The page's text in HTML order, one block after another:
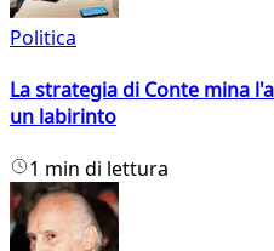
Politica
La strategia di Conte mina
un labirinto
1 min di lettura